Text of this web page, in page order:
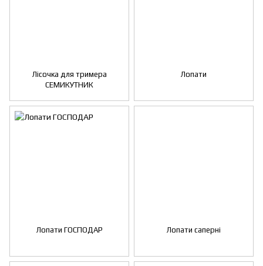
Лісочка для тримера
СЕМИКУТНИК
Лопати
Лопати ГОСПОДАР Лопати саперні